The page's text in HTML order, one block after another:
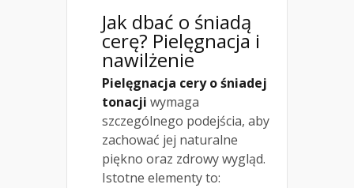
Jak dbać o śniadą
cerę? Pielęgnacja i
nawilżenie
Pielęgnacja cery o śniadej
tonacji wymaga
szczególnego podejścia, aby
zachować jej naturalne
piękno oraz zdrowy wygląd.
Istotne elementy to: